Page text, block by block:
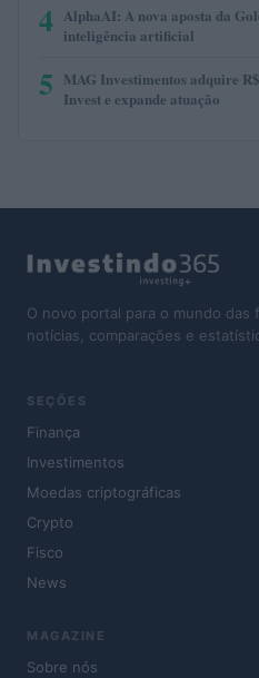
4 AlphaAI: A nova aposta da
inteligência artificial
5 MAG Investimentos adquire
Invest e expande atuação
O novo portal para o mundo das
notícias, comparações e
SEÇÕES
Finança
Investimentos
Moedas criptográficas
Crypto
Fisco
News
MAGAZINE
Sobre nós